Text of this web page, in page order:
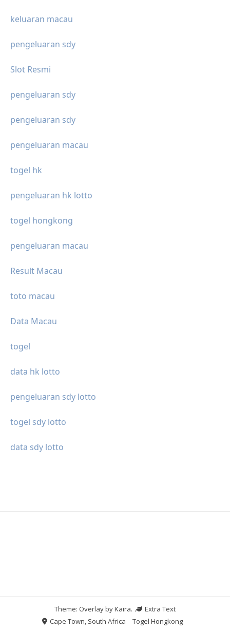
keluaran macau
pengeluaran sdy
Slot Resmi
pengeluaran sdy
pengeluaran sdy
pengeluaran macau
togel hk
pengeluaran hk lotto
togel hongkong
pengeluaran macau
Result Macau
toto macau
Data Macau
togel
data hk lotto
pengeluaran sdy lotto
togel sdy lotto
data sdy lotto
Theme: Overlay byKaira.
Extra Text
Cape Town, South Africa
Togel Hongkong